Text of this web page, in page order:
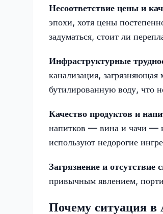
Несоответствие цены и
эпохи, хотя цены
задуматься, стоит ли
Инфраструктурные
канализация,
бутилированную воду, что
Качество продуктов и
напитков — вина и чачи —
используют недорогие
Загрязнение и отсутствие
привычным явлением,
Почему ситуация в